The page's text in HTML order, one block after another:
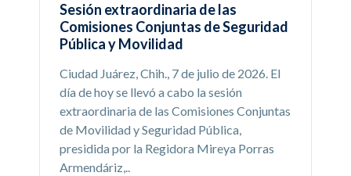
Sesión extraordinaria de las
Comisiones Conjuntas de Seguridad
Pública y Movilidad
Ciudad Juárez, Chih., 7 de julio de 2026. El
día de hoy se llevó a cabo la sesión
extraordinaria de las Comisiones Conjuntas
de Movilidad y Seguridad Pública,
presidida por la Regidora Mireya Porras
Armendáriz,..